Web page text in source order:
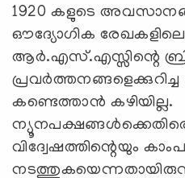
1920 കളുടെ
ഔദ്യോഗിക
ആര്‍.എസ്.എസ്സിന്റെ
കണ്ടെത്താന്‍ കഴിയില്ല.
ന്യൂനപക്ഷങ്ങള്‍ക്കെതിരെ
വിദ്വേഷത്തിന്റെയും